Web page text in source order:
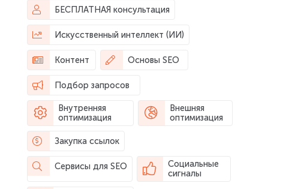
БЕСПЛАТНАЯ консультация
Основы SEO
Внутренняя
оптимизация
Подбор запросов
Контент
Внешняя
оптимизация
Закупка ссылок
Социальные
сигналы
Сервисы для SEO
Искусственный интеллект (ИИ)